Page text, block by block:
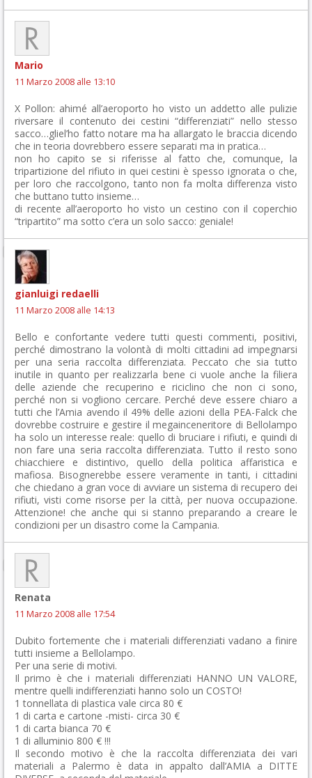
Mario
11 Marzo 2008 alle 13:10
X Pollon: ahimé all’aeroporto ho visto un addetto alle pulizie
riversare il contenuto dei cestini “differenziati” nello stesso
sacco…gliel’ho fatto notare ma ha allargato le braccia dicendo
che in teoria dovrebbero essere separati ma in pratica…
non ho capito se si riferisse al fatto che, comunque, la
tripartizione del rifiuto in quei cestini è spesso ignorata o che,
per loro che raccolgono, tanto non fa molta differenza visto
che buttano tutto insieme…
di recente all’aeroporto ho visto un cestino con il coperchio
“tripartito” ma sotto c’era un solo sacco: geniale!
gianluigi redaelli
11 Marzo 2008 alle 14:13
Bello e confortante vedere tutti questi commenti, positivi,
perché dimostrano la volontà di molti cittadini ad impegnarsi
per una seria raccolta differenziata. Peccato che sia tutto
inutile in quanto per realizzarla bene ci vuole anche la filiera
delle aziende che recuperino e riciclino che non ci sono,
perché non si vogliono cercare. Perché deve essere chiaro a
tutti che l’Amia avendo il 49% delle azioni della PEA-Falck che
dovrebbe costruire e gestire il megainceneritore di Bellolampo
ha solo un interesse reale: quello di bruciare i rifiuti, e quindi di
non fare una seria raccolta differenziata. Tutto il resto sono
chiacchiere e distintivo, quello della politica affaristica e
mafiosa. Bisognerebbe essere veramente in tanti, i cittadini
che chiedano a gran voce di avviare un sistema di recupero dei
rifiuti, visti come risorse per la città, per nuova occupazione.
Attenzione! che anche qui si stanno preparando a creare le
condizioni per un disastro come la Campania.
Renata
11 Marzo 2008 alle 17:54
Dubito fortemente che i materiali differenziati vadano a finire
tutti insieme a Bellolampo.
Per una serie di motivi.
Il primo è che i materiali differenziati HANNO UN VALORE,
mentre quelli indifferenziati hanno solo un COSTO!
1 tonnellata di plastica vale circa 80 €
1 di carta e cartone -misti- circa 30 €
1 di carta bianca 70 €
1 di alluminio 800 € !!!
Il secondo motivo è che la raccolta differenziata dei vari
materiali a Palermo è data in appalto dall’AMIA a DITTE